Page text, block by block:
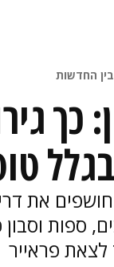
בין החדשות
טוסטר
ספות
פראייר